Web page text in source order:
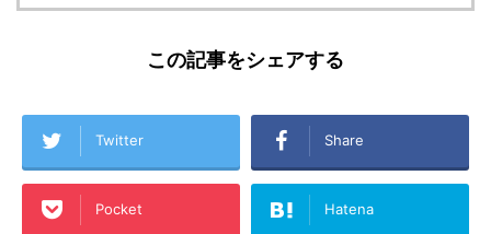
この記事をシェアする
Twitter Share
Pocket Hatena